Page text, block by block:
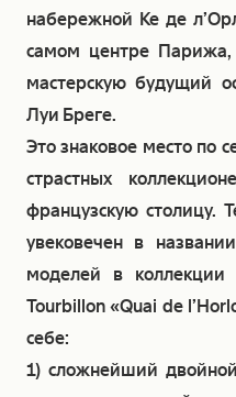
набережной Ке де
самом центре
мастерскую будущий
Луи Бреге.
Это знаковое место по
страстных
французскую столицу.
увековечен в
моделей в коллекции
Tourbillon «Quai de
себе:
1) сложнейший